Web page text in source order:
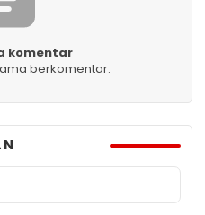
komentar
berkomentar.